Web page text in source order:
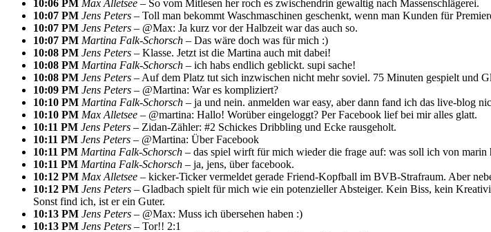
10:06 PM Max Alletsee – So vom Mitlesen her roch es zwischendrin gewaltig nach Massenschlägerei.
10:07 PM Jens Peters – Toll man bekommt Waschmaschinen geschenkt, wenn man Kunden für
10:07 PM Jens Peters – @Max: Ja kurz vor der Halbzeit war das auch so.
10:07 PM Martina Falk-Schorsch – Das wäre doch was für mich :)
10:08 PM Jens Peters – Klasse. Jetzt ist die Martina auch mit dabei!
10:08 PM Martina Falk-Schorsch – ich habs endlich geblickt. supi sache!
10:08 PM Jens Peters – Auf dem Platz tut sich inzwischen nicht mehr soviel. 75 Minuten gespielt und
10:09 PM Jens Peters – @Martina: War es kompliziert?
10:10 PM Martina Falk-Schorsch – ja und nein. anmelden war easy, aber dann fand ich das live-blog
10:10 PM Max Alletsee – @martina: Hallo! Worüber eingeloggt? Per Facebook lief bei mir alles glatt.
10:11 PM Jens Peters – Zidan-Zähler: #2 Schickes Dribbling und Ecke rausgeholt.
10:11 PM Jens Peters – @Martina: Über Facebook
10:11 PM Martina Falk-Schorsch – das spiel wirft für mich wieder die frage auf: was soll ich von marin
10:11 PM Martina Falk-Schorsch – ja, jens, über facebook.
10:12 PM Max Alletsee – kicker-Ticker vermeldet gerade Friend-Kopfball im BVB-Strafraum. Aber
10:12 PM Jens Peters – Gladbach spielt für mich wie ein potenzieller Absteiger. Kein Biss, kein
Sonst find ich, ist er ein Guter.
10:13 PM Jens Peters – @Max: Muss ich übersehen haben :)
10:13 PM Jens Peters – Tor!! 2:1